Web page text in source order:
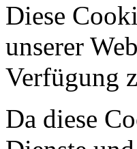
Diese
unserer
Verfügung
Da diese